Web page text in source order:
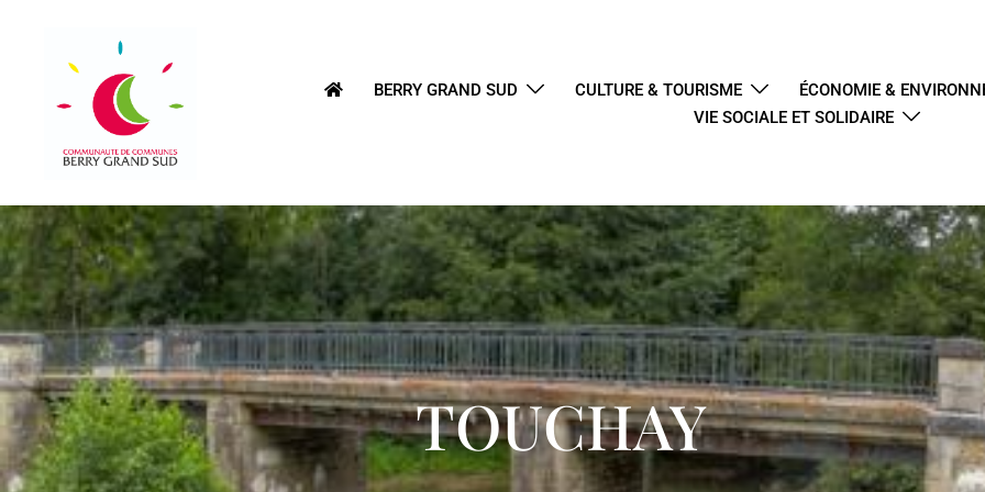
BERRY GRAND SUD CULTURE & TOURISME
ÉCONOMIE &
VIE SOCIALE ET SOLIDAIRE
TOUCHAY